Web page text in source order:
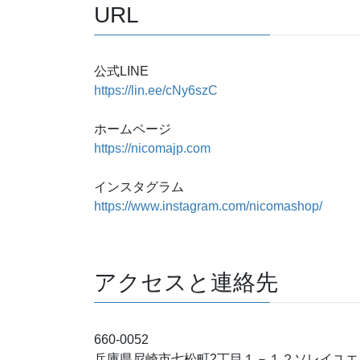
URL
公式LINE
https://lin.ee/cNy6szC
ホームページ
https://nicomajp.com
インスタグラム
https://www.instagram.com/nicomashop/
アクセスと連絡先
660-0052